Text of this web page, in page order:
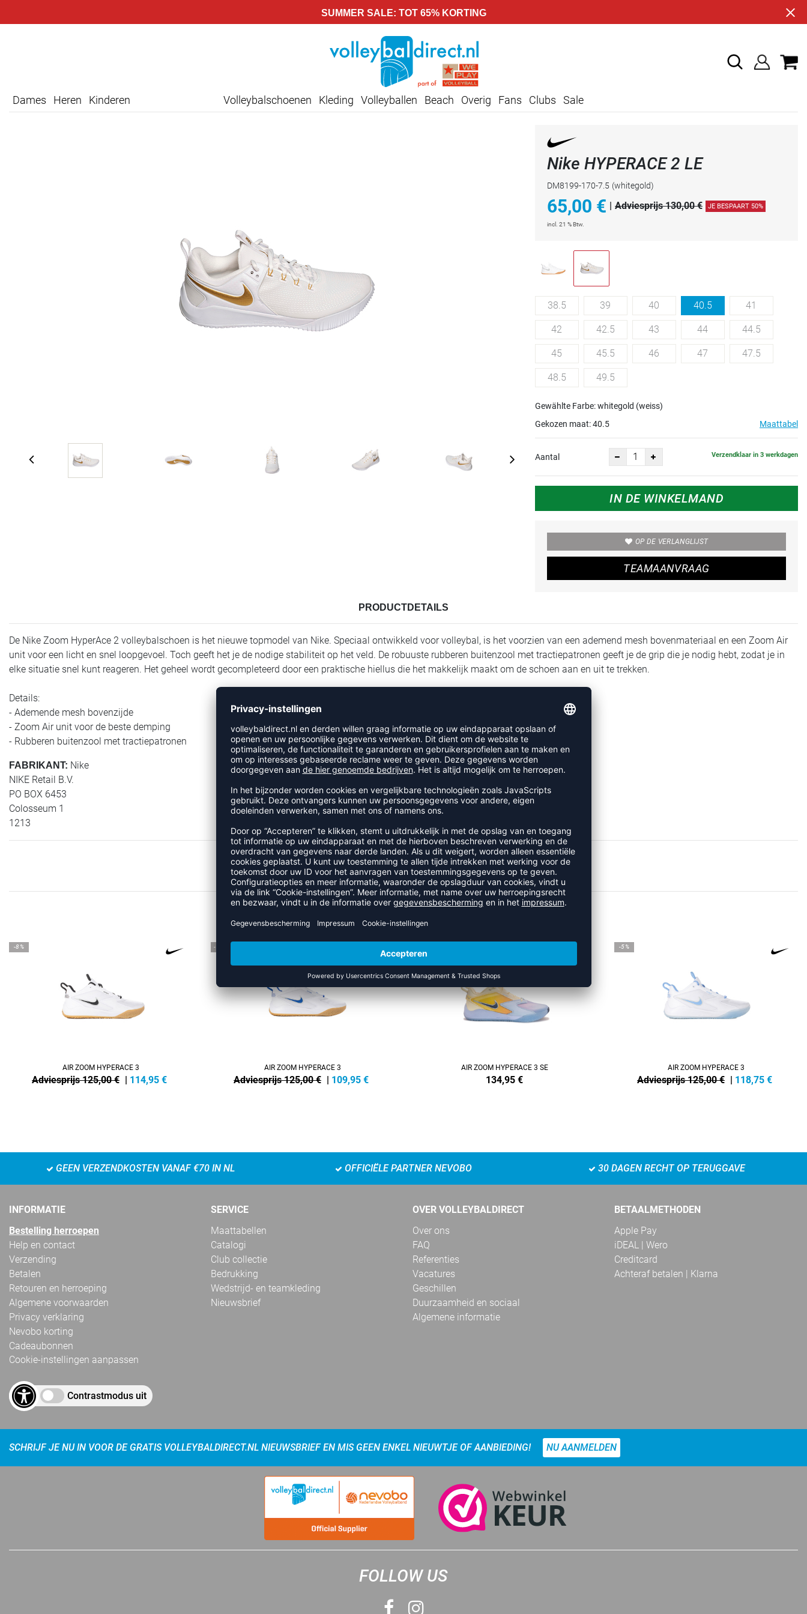
SUMMER SALE: TOT 65% KORTING
Dames Heren Kinderen Volleybalschoenen Kleding Volleyballen Beach Overig Fans Clubs Sale
Nike HYPERACE 2 LE
DM8199-170-7.5 (whitegold)
65,00 € Adviesprijs 130,00 € JE BESPAART 50%
incl. 21 % Btw.
38.5 39 40 40.5 41
42 42.5 43 44 44.5
45 45.5 46 47 47.5
48.5 49.5
Gewählte Farbe: whitegold (weiss)
Gekozen maat:40.5 Maattabel
Aantal Verzendklaar in 3 werkdagen
IN DE WINKELMAND
OP DE VERLANGLIJST
TEAMAANVRAAG
PRODUCTDETAILS
De Nike Zoom HyperAce 2 volleybalschoen is het nieuwe topmodel van Nike. Speciaal ontwikkeld voor volleybal, is het voorzien van een ademend mesh bovenmateriaal en een Zoom Air
unit voor een licht en snel loopgevoel. Toch geeft het je de nodige stabiliteit op het veld. De robuuste rubberen buitenzool met tractiepatronen geeft je de grip die je nodig hebt, zodat je in
elke situatie snel kunt reageren. Het geheel wordt gecompleteerd door een praktische hiellus die het makkelijk maakt om de schoen aan en uit te trekken.
Details:
- Ademende mesh bovenzijde
- Zoom Air unit voor de beste demping
- Rubberen buitenzool met tractiepatronen
FABRIKANT: Nike
NIKE Retail B.V.
PO BOX 6453
Colosseum 1
1213
RECENT BEKEKEN
MEER UIT DE CATEGORIE NIKE HYPERACE
-8%
AIR ZOOM HYPERACE 3
Adviesprijs 125,00 € | 114,95 €
-12%
AIR ZOOM HYPERACE 3
Adviesprijs 125,00 € | 109,95 €
AIR ZOOM HYPERACE 3 SE
134,95 €
-5%
AIR ZOOM HYPERACE 3
Adviesprijs 125,00 € | 118,75 €
GEEN VERZENDKOSTEN VANAF €70 IN NL OFFICIËLE PARTNER NEVOBO 30 DAGEN RECHT OP TERUGGAVE
INFORMATIE
Bestelling herroepen
Help en contact
Verzending
Betalen
Retouren en herroeping
Algemene voorwaarden
Privacy verklaring
Nevobo korting
Cadeaubonnen
Cookie-instellingen aanpassen
Contrastmodus uit
SERVICE
Maattabellen
Catalogi
Club collectie
Bedrukking
Wedstrijd- en teamkleding
Nieuwsbrief
OVER VOLLEYBALDIRECT
Over ons
FAQ
Referenties
Vacatures
Geschillen
Duurzaamheid en sociaal
Algemene informatie
BETAALMETHODEN
Apple Pay
iDEAL | Wero
Creditcard
Achteraf betalen | Klarna
SCHRIJF JE NU IN VOOR DE GRATIS VOLLEYBALDIRECT.NL NIEUWSBRIEF EN MIS GEEN ENKEL NIEUWTJE OF AANBIEDING! NU AANMELDEN
FOLLOW US